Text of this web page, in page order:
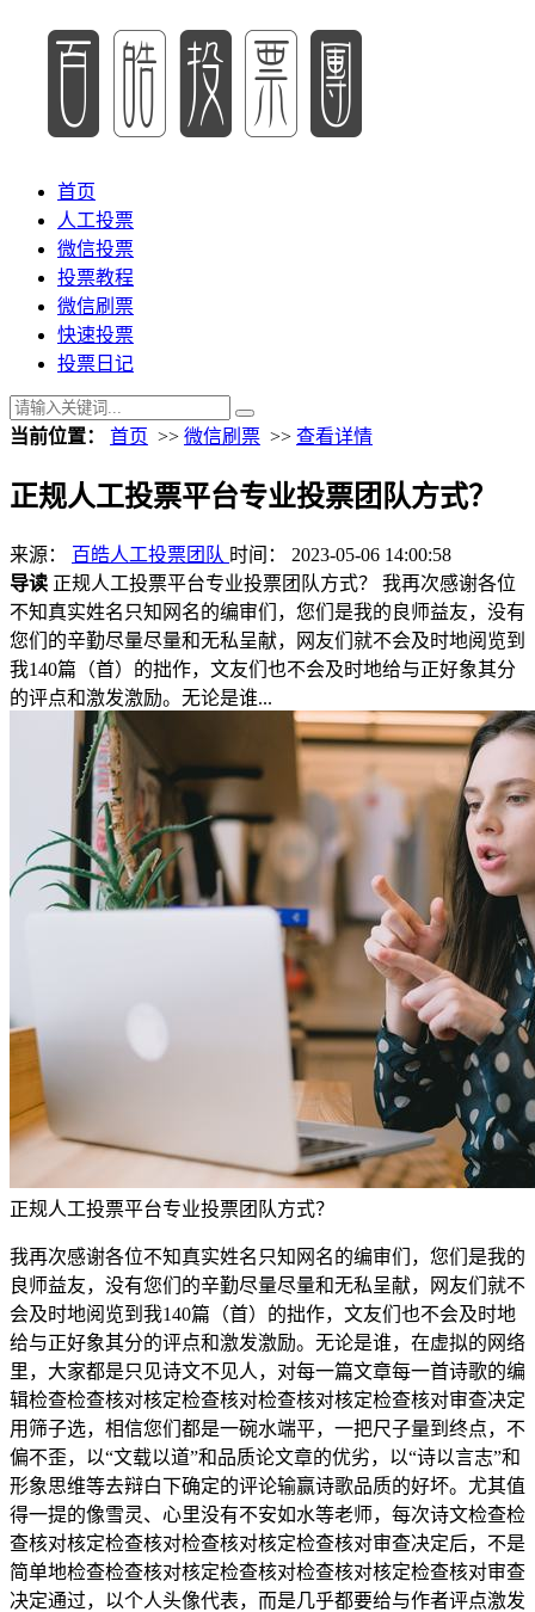
首页
人工投票
微信投票
投票教程
微信刷票
快速投票
投票日记
当前位置： 首页 >> 微信刷票 >> 查看详情
正规人工投票平台专业投票团队方式？
来源： 百皓人工投票团队 时间： 2023-05-06 14:00:58
导读 正规人工投票平台专业投票团队方式？ 我再次感谢各位
不知真实姓名只知网名的编审们，您们是我的良师益友，没有
您们的辛勤尽量尽量和无私呈献，网友们就不会及时地阅览到
我140篇（首）的拙作，文友们也不会及时地给与正好象其分
的评点和激发激励。无论是谁...
正规人工投票平台专业投票团队方式？
我再次感谢各位不知真实姓名只知网名的编审们，您们是我的
良师益友，没有您们的辛勤尽量尽量和无私呈献，网友们就不
会及时地阅览到我140篇（首）的拙作，文友们也不会及时地
给与正好象其分的评点和激发激励。无论是谁，在虚拟的网络
里，大家都是只见诗文不见人，对每一篇文章每一首诗歌的编
辑检查检查核对核定检查核对检查核对核定检查核对审查决定
用筛子选，相信您们都是一碗水端平，一把尺子量到终点，不
偏不歪，以“文载以道”和品质论文章的优劣，以“诗以言志”和
形象思维等去辩白下确定的评论输赢诗歌品质的好坏。尤其值
得一提的像雪灵、心里没有不安如水等老师，每次诗文检查检
查核对核定检查核对检查核对核定检查核对审查决定后，不是
简单地检查检查核对核定检查核对检查核对核定检查核对审查
决定通过，以个人头像代表，而是几乎都要给与作者评点激发